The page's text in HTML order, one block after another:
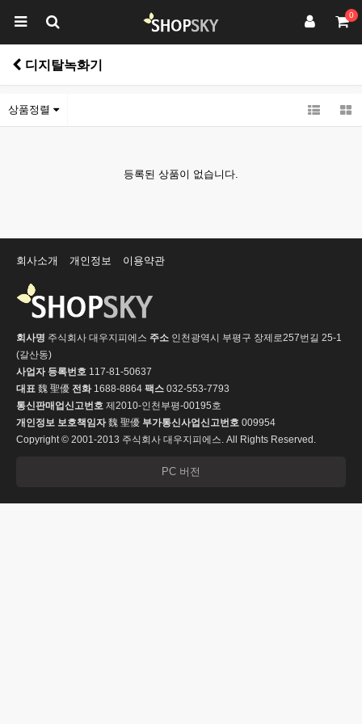
0
디지탈녹화기
상품정렬
등록된 상품이 없습니다.
회사소개 개인정보 이용약관
회사명 주식회사 대우지피에스 주소 인천광역시 부평구 장제로257번길 25-1
(갈산동)
사업자 등록번호 117-81-50637
대표 魏 聖優 전화1688-8864 팩스 032-553-7793
통신판매업신고번호 제2010-인천부평-00195호
개인정보 보호책임자魏 聖優 부가통신사업신고번호 009954
Copyright © 2001-2013 주식회사 대우지피에스. All Rights Reserved.
PC 버전